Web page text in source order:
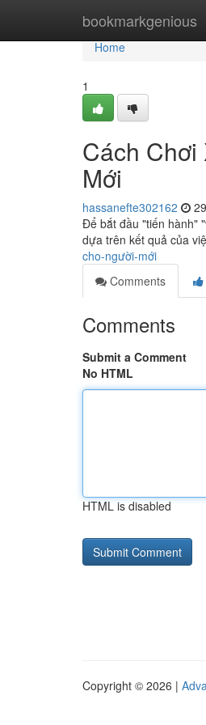
bookmarkgenious
Home
Home
1
Cách Chơi
Mới
hassanefte302162
Để bắt đầu "tiến hành"
dựa trên kết quả của
cho-người-mới
Comments
Comments
Submit a Comment
No HTML
HTML is disabled
Copyright © 2026 |